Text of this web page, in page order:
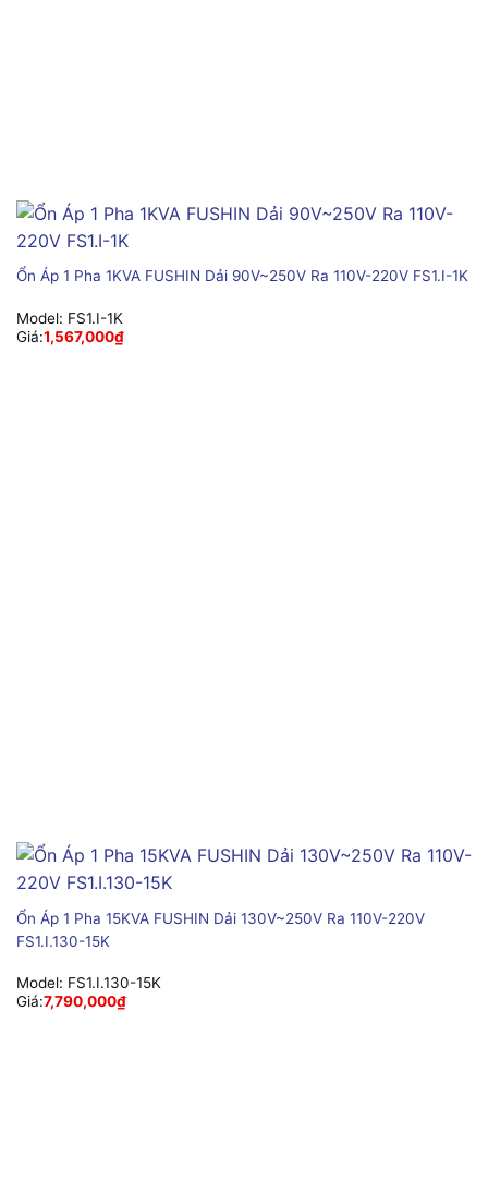
Ổn Áp 1 Pha 1KVA FUSHIN Dải 90V~250V Ra 110V-220V FS1.I-1K
Model: FS1.I-1K
Giá:1,567,000₫
Ổn Áp 1 Pha 15KVA FUSHIN Dải 130V~250V Ra 110V-220V
FS1.I.130-15K
Model: FS1.I.130-15K
Giá:7,790,000₫